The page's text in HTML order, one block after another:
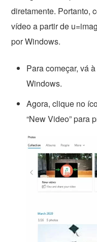
diretamente. Portanto,
vídeo a partir de
por Windows.
Para começar, vá
Windows.
Agora, clique no
“New Video” para